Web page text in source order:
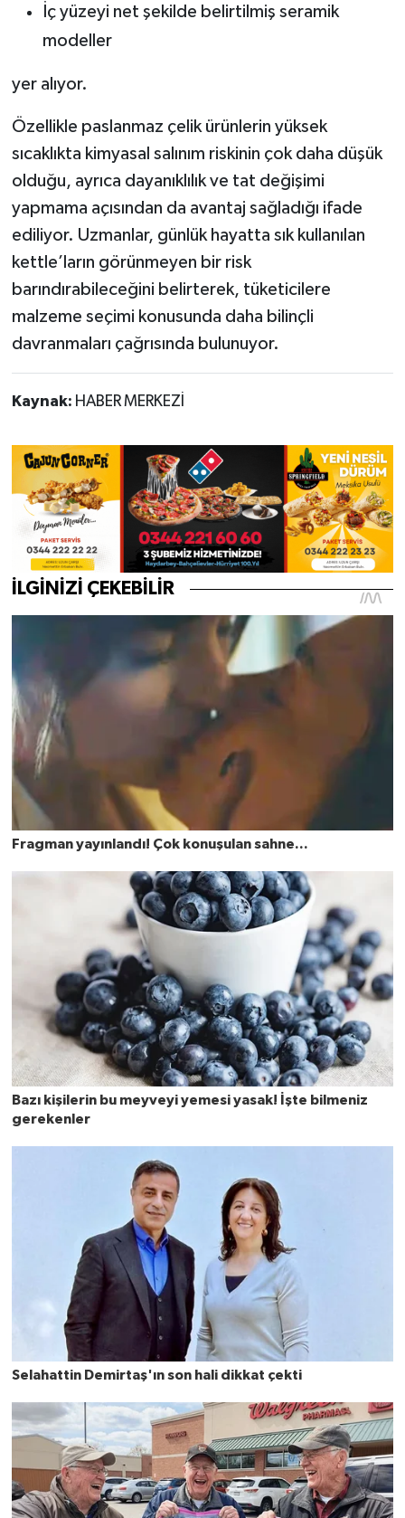
İç yüzeyi net şekilde belirtilmiş seramik
modeller
yer alıyor.
Özellikle paslanmaz çelik ürünlerin yüksek
sıcaklıkta kimyasal salınım riskinin çok daha düşük
olduğu, ayrıca dayanıklılık ve tat değişimi
yapmama açısından da avantaj sağladığı ifade
ediliyor. Uzmanlar, günlük hayatta sık kullanılan
kettle’ların görünmeyen bir risk
barındırabileceğini belirterek, tüketicilere
malzeme seçimi konusunda daha bilinçli
davranmaları çağrısında bulunuyor.
Kaynak: HABER MERKEZİ